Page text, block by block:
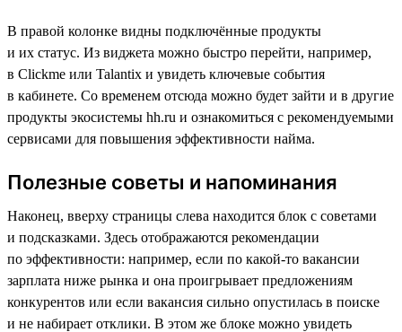
В правой колонке видны подключённые продукты
и их статус. Из виджета можно быстро перейти, например,
в Clickme или Talantix и увидеть ключевые события
в кабинете. Со временем отсюда можно будет зайти и в другие
продукты экосистемы hh.ru и ознакомиться с рекомендуемыми
сервисами для повышения эффективности найма.
Полезные советы и напоминания
Наконец, вверху страницы слева находится блок с советами
и подсказками. Здесь отображаются рекомендации
по эффективности: например, если по какой-то вакансии
зарплата ниже рынка и она проигрывает предложениям
конкурентов или если вакансия сильно опустилась в поиске
и не набирает отклики. В этом же блоке можно увидеть